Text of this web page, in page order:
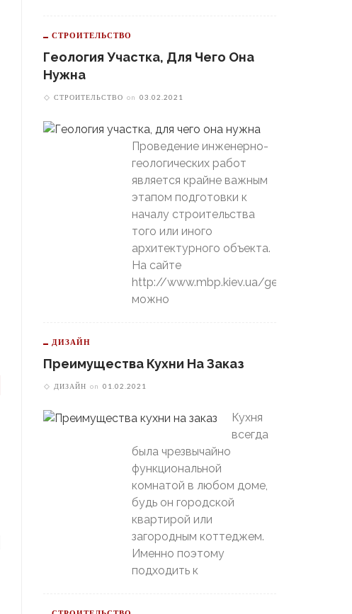
СТРОИТЕЛЬСТВО
Геология Участка, Для Чего Она
Нужна
СТРОИТЕЛЬСТВО on 03.02.2021
Проведение инженерно-
геологических работ
является крайне важным
этапом подготовки к
началу строительства
того или иного
архитектурного объекта.
На сайте
http://www.mbp.kiev.ua/geology
можно
ДИЗАЙН
Преимущества Кухни На Заказ
ДИЗАЙН on 01.02.2021
Кухня
всегда
была чрезвычайно
функциональной
комнатой в любом доме,
будь он городской
квартирой или
загородным коттеджем.
Именно поэтому
подходить к